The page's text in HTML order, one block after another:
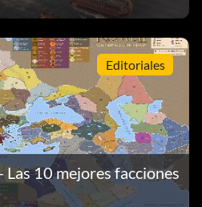
Editoriales
Las 10 mejores facciones